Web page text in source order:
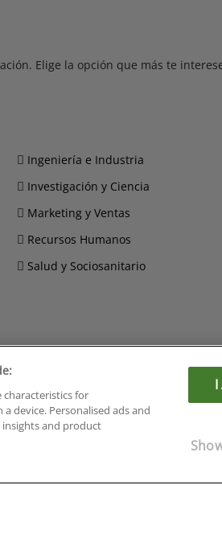
Elige la opción que más te
Ingeniería e Industria
Investigación y Ciencia
Marketing y Ventas
Recursos Humanos
Salud y Sociosanitario
Cursos en Tarragona
Cursos en Tenerife
Cursos en Toledo
Cursos en Zaragoza
characteristics for
device. Personalised ads and
and product